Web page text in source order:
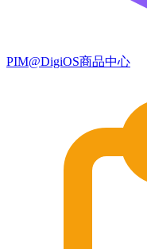
PIM@DigiOS商品中心